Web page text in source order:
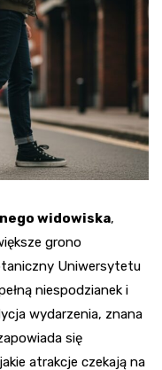
widowiska,
grono
Uniwersytetu
niespodzianek i
wydarzenia, znana
się
atrakcje czekają na